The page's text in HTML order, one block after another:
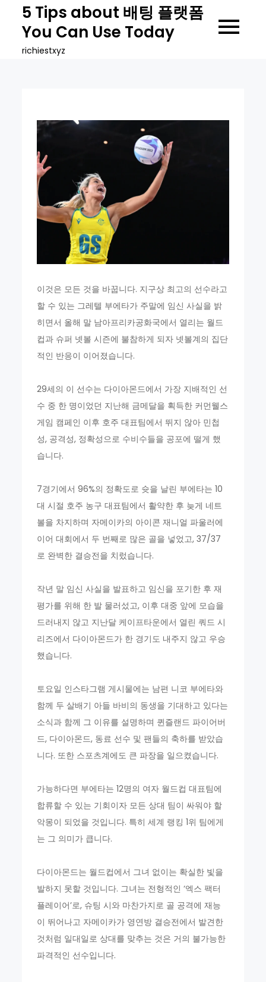
content
5 Tips about 배팅 플랫폼
You Can Use Today
richiestxyz
이것은 모든 것을 바꿉니다. 지구상 최고의 선수라고
할 수 있는 그레텔 부에타가 주말에 임신 사실을 밝
히면서 올해 말 남아프리카공화국에서 열리는 월드
컵과 슈퍼 넷볼 시즌에 불참하게 되자 넷볼계의 집단
적인 반응이 이어졌습니다.
29세의 이 선수는 다이아몬드에서 가장 지배적인 선
수 중 한 명이었던 지난해 금메달을 획득한 커먼웰스
게임 캠페인 이후 호주 대표팀에서 뛰지 않아 민첩
성, 공격성, 정확성으로 수비수들을 공포에 떨게 했
습니다.
7경기에서 96%의 정확도로 슛을 날린 부에타는 10
대 시절 호주 농구 대표팀에서 활약한 후 늦게 네트
볼을 차지하며 자메이카의 아이콘 재니얼 파울러에
이어 대회에서 두 번째로 많은 골을 넣었고, 37/37
로 완벽한 결승전을 치렀습니다.
작년 말 임신 사실을 발표하고 임신을 포기한 후 재
평가를 위해 한 발 물러섰고, 이후 대중 앞에 모습을
드러내지 않고 지난달 케이프타운에서 열린 쿼드 시
리즈에서 다이아몬드가 한 경기도 내주지 않고 우승
했습니다.
토요일 인스타그램 게시물에는 남편 니코 부에타와
함께 두 살배기 아들 바비의 동생을 기대하고 있다는
소식과 함께 그 이유를 설명하며 퀸즐랜드 파이어버
드, 다이아몬드, 동료 선수 및 팬들의 축하를 받았습
니다. 또한 스포츠계에도 큰 파장을 일으켰습니다.
가능하다면 부에타는 12명의 여자 월드컵 대표팀에
합류할 수 있는 기회이자 모든 상대 팀이 싸워야 할
악몽이 되었을 것입니다. 특히 세계 랭킹 1위 팀에게
는 그 의미가 큽니다.
다이아몬드는 월드컵에서 그녀 없이는 확실한 빛을
발하지 못할 것입니다. 그녀는 전형적인 ‘엑스 팩터
플레이어’로, 슈팅 시와 마찬가지로 골 공격에 재능
이 뛰어나고 자메이카가 영연방 결승전에서 발견한
것처럼 일대일로 상대를 맞추는 것은 거의 불가능한
파격적인 선수입니다.